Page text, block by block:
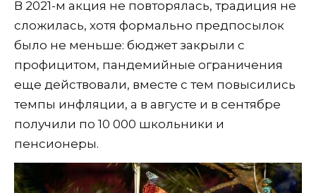
В 2021-м акция не повторялась, традиция не
сложилась, хотя формально предпосылок
было не меньше: бюджет закрыли с
профицитом, пандемийные ограничения
еще действовали, вместе с тем повысились
темпы инфляции, а в августе и в сентябре
получили по 10 000 школьники и
пенсионеры.